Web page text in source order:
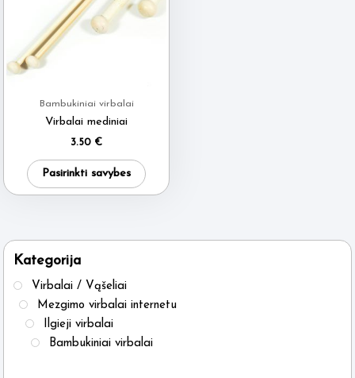
Kategorija
Virbalai / Vąšeliai
Mezgimo virbalai internetu
Ilgieji virbalai
Bambukiniai virbalai
Bambukiniai virbalai
Virbalai mediniai
3.50 €
Pasirinkti savybes
product
be